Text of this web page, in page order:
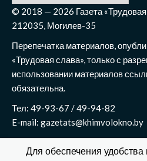
© 2018 — 2026 Газета
212035, Могилев-35
Перепечатка материалов,
«Трудовая слава», только с
использовании материалов
обязательна.
Тел: 49-93-67 / 49-94-82
E-mail: gazetats@khimvolokno.by
Для обеспечения удобства